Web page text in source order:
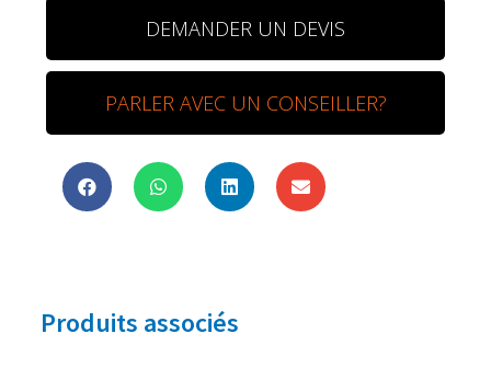
DEMANDER UN DEVIS
PARLER AVEC UN CONSEILLER?
Produits associés